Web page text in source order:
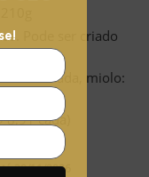
Pode ser criado
de lombada, miolo:
cada)
30/11/2026